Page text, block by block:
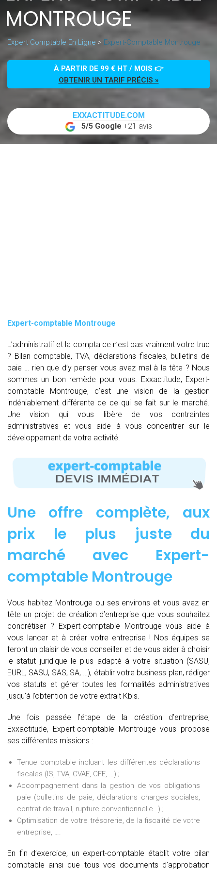
MONTROUGE
Expert Comptable En Ligne > Expert-Comptable Montrouge
À PARTIR DE 99 € HT / MOIS 👉
OBTENIR UN TARIF PRÉCIS »
EXXACTITUDE.COM
5/5 Google +21 avis
Expert-comptable Montrouge
L’administratif et la compta ce n’est pas vraiment votre truc
? Bilan comptable, TVA, déclarations fiscales, bulletins de
paie … rien que d’y penser vous avez mal à la tête ? Nous
sommes un bon remède pour vous. Exxactitude, Expert-
comptable Montrouge, c’est une vision de la gestion
indéniablement différente de ce qui se fait sur le marché.
Une vision qui vous libère de vos contraintes
administratives et vous aide à vous concentrer sur le
développement de votre activité.
Une offre complète, aux
prix le plus juste du
marché avec Expert-
comptable Montrouge
Vous habitez Montrouge ou ses environs et vous avez en
tête un projet de création d’entreprise que vous souhaitez
concrétiser ? Expert-comptable Montrouge vous aide à
vous lancer et à créer votre entreprise ! Nos équipes se
feront un plaisir de vous conseiller et de vous aider à choisir
le statut juridique le plus adapté à votre situation (SASU,
EURL, SASU, SAS, SA, …), établir votre business plan, rédiger
vos statuts et gérer toutes les formalités administratives
jusqu’à l’obtention de votre extrait Kbis.
Une fois passée l’étape de la création d’entreprise,
Exxactitude, Expert-comptable Montrouge vous propose
ses différentes missions :
Tenue comptable incluant les différentes déclarations
fiscales (IS, TVA, CVAE, CFE, …) ;
Accompagnement dans la gestion de vos obligations
paie (bulletins de paie, déclarations charges sociales,
contrat de travail, rupture conventionnelle…) ;
Optimisation de votre trésorerie, de la fiscalité de votre
entreprise, ….
En fin d’exercice, un expert-comptable établit votre bilan
comptable ainsi que tous vos documents d’approbation